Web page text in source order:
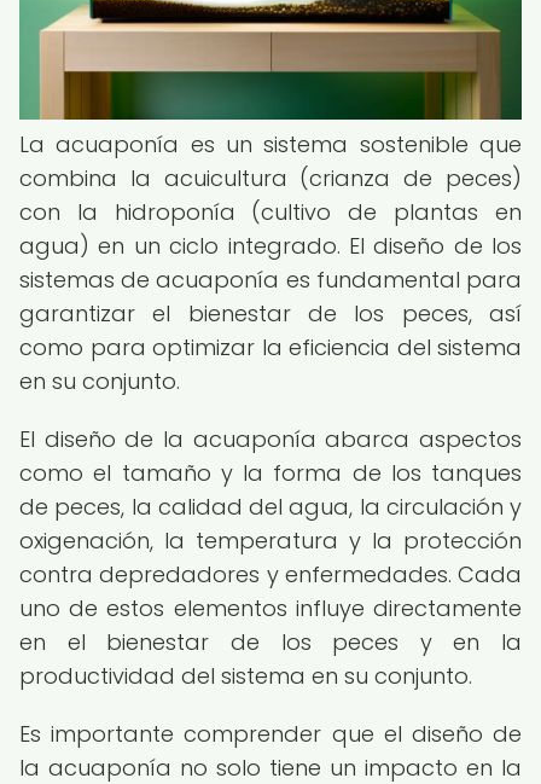
La acuaponía es un sistema sostenible que
combina la acuicultura (crianza de peces)
con la hidroponía (cultivo de plantas en
agua) en un ciclo integrado. El diseño de los
sistemas de acuaponía es fundamental para
garantizar el bienestar de los peces, así
como para optimizar la eficiencia del sistema
en su conjunto.
El diseño de la acuaponía abarca aspectos
como el tamaño y la forma de los tanques
de peces, la calidad del agua, la circulación y
oxigenación, la temperatura y la protección
contra depredadores y enfermedades. Cada
uno de estos elementos influye directamente
en el bienestar de los peces y en la
productividad del sistema en su conjunto.
Es importante comprender que el diseño de
la acuaponía no solo tiene un impacto en la